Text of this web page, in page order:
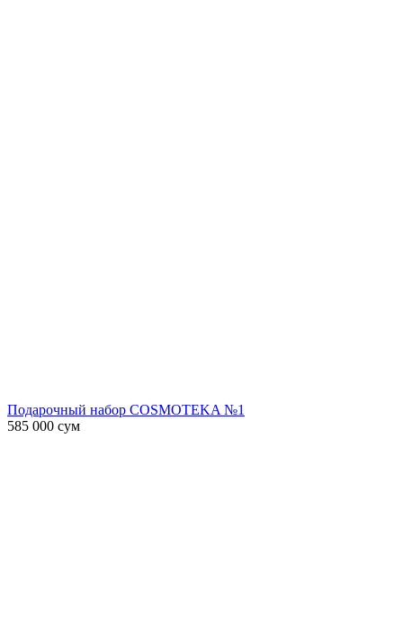
Подарочный набор COSMOTEKA №1
585 000 сум